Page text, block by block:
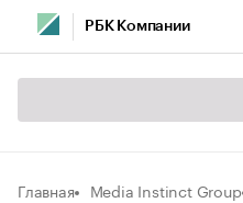
РБК Компании
Главная Media Instinct Group